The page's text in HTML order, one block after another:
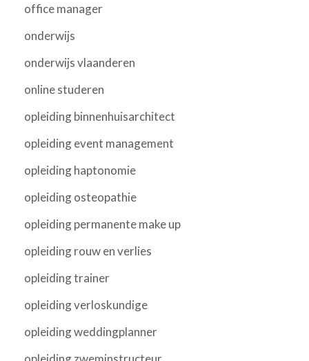
office manager
onderwijs
onderwijs vlaanderen
online studeren
opleiding binnenhuisarchitect
opleiding event management
opleiding haptonomie
opleiding osteopathie
opleiding permanente make up
opleiding rouw en verlies
opleiding trainer
opleiding verloskundige
opleiding weddingplanner